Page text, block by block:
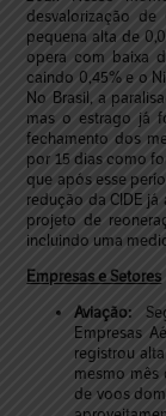
desvalorização
pequena alta de
opera com baixa
caindo 0,45% e o
No Brasil, a
mas o estrago já
fechamento dos
por 15 dias como
que após esse
redução da CIDE
projeto de
incluindo uma
Empresas e Setores
Aviação:
Empresas
registrou
mesmo mês
de voos